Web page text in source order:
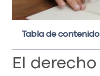
Tabla de
El